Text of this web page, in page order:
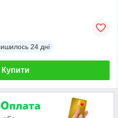
24 дні
Купити